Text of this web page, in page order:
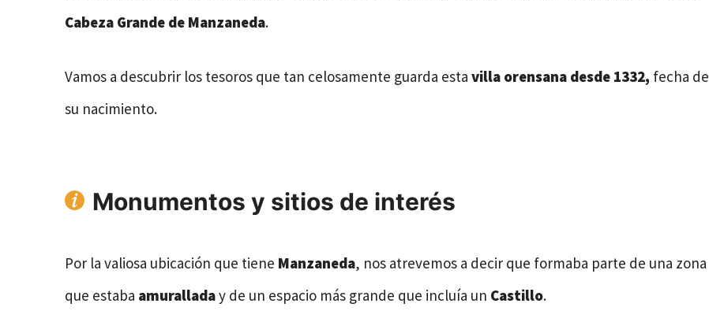
Cabeza Grande de Manzaneda.
Vamos a descubrir los tesoros que tan celosamente guarda esta villa orensana desde 1332, fecha de
su nacimiento.
Monumentos y sitios de interés
Por la valiosa ubicación que tiene Manzaneda, nos atrevemos a decir que formaba parte de una zona
que estaba amuralladay de un espacio más grande que incluía un Castillo.